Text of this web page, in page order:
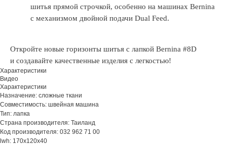
шитья прямой строчкой, особенно на машинах Bernina
с механизмом двойной подачи Dual Feed.
Откройте новые горизонты шитья с лапкой Bernina #8D
и создавайте качественные изделия с легкостью!
Характеристики
Видео
Характеристики
Назначение: сложные ткани
Совместимость: швейная машина
Тип: лапка
Страна производителя: Таиланд
Код производителя: 032 962 71 00
lwh: 170x120x40